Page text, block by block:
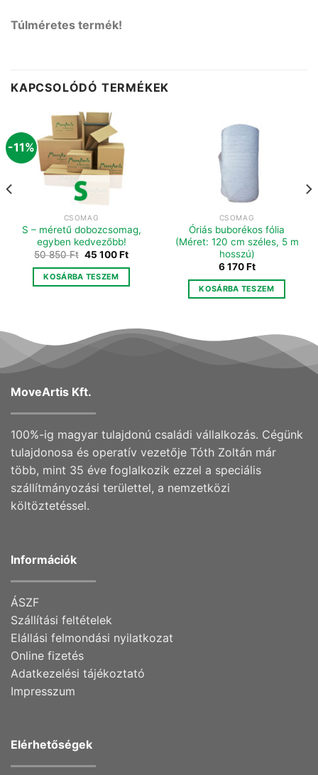
Túlméretes termék!
KAPCSOLÓDÓ TERMÉKEK
-11%
CSOMAG
S – méretű dobozcsomag,
egyben kedvezőbb!
50 850Ft Original
was:
50
45 100FtCurrent
is:
KOSÁRBA TESZEM
CSOMAG
Óriás buborékos fólia
(Méret: 120 cm széles, 5 m
hosszú)
6 170Ft
KOSÁRBA TESZEM
MoveArtis Kft.
100%-ig magyar tulajdonú családi vállalkozás. Cégünk
tulajdonosa és operatív vezetője Tóth Zoltán már
több, mint 35 éve foglalkozik ezzel a speciális
szállítmányozási területtel, a nemzetközi
költöztetéssel.
Információk
ÁSZF
Szállítási feltételek
Elállási felmondási nyilatkozat
Online fizetés
Adatkezelési tájékoztató
Impresszum
Elérhetőségek